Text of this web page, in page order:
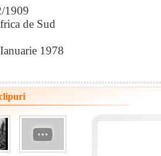
1909
de Sud
1978